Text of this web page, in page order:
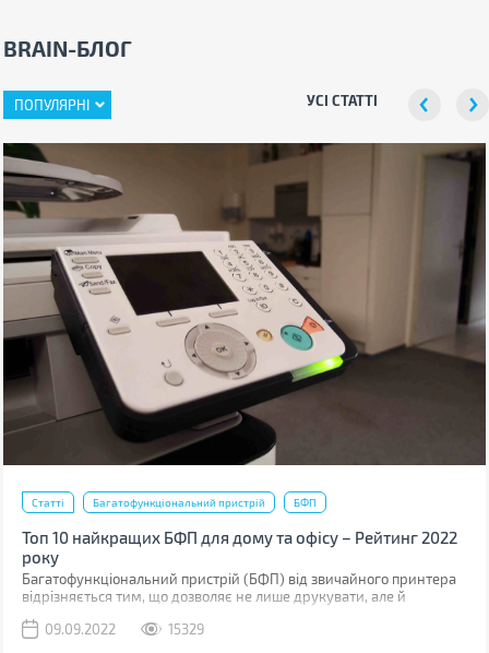
BRAIN-БЛОГ
ПОПУЛЯРНІ УСІ СТАТТІ
Статті Багатофункціональний пристрій БФП
Топ 10 найкращих БФП для дому та офісу – Рейтинг 2022
року
Багатофункціональний пристрій (БФП) від звичайного принтера
відрізняється тим, що дозволяє не лише друкувати, але й
поєднує різні БФП. Інші характеристики можуть суттєво
09.09.2022 15329